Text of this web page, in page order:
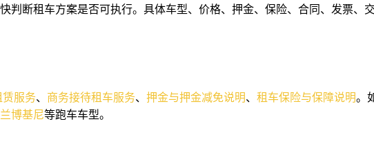
判断租车方案是否可执行。具体车型、价格、押金、保险、合同、发票、
服务、 商务接待租车服务、 押金与押金减免说明、 租车保险与保障说明。
兰博基尼等跑车车型。